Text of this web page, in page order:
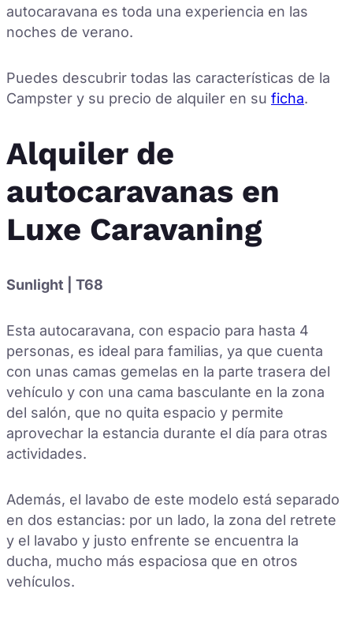
autocaravana es toda una experiencia en las
noches de verano.
Puedes descubrir todas las características de la
Campster y su precio de alquiler en su ficha.
Alquiler de
autocaravanas en
Luxe Caravaning
Sunlight | T68
Esta autocaravana, con espacio para hasta 4
personas, es ideal para familias, ya que cuenta
con unas camas gemelas en la parte trasera del
vehículo y con una cama basculante en la zona
del salón, que no quita espacio y permite
aprovechar la estancia durante el día para otras
actividades.
Además, el lavabo de este modelo está separado
en dos estancias: por un lado, la zona del retrete
y el lavabo y justo enfrente se encuentra la
ducha, mucho más espaciosa que en otros
vehículos.